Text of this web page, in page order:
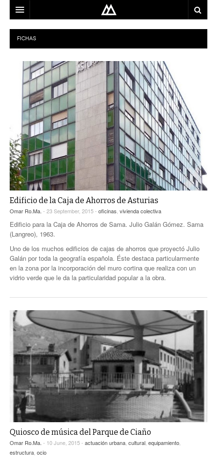
ARQUITECTO
LOCALIZACIÓN
MAPA
EQUIPO
BLOG
CONTACTO
FICHAS
Edificio de la Caja de Ahorros de Asturias
Omar Ro.Ma. - 23 September, 2015 - oficinas vivienda colectiva
Edificio para la Caja de Ahorros de Sama. Julio Galán Gómez. Sama
(Langreo), 1963.
Uno de los muchos edificios de cajas de ahorros que proyectó Julio
Galán por toda la geografía española. Éste destaca particularmente
en la zona por la incorporación del muro cortina que realiza con un
vidrio verde que le da la particularidad popular a la obra.
Quiosco de música del Parque de Ciaño
Omar Ro.Ma. - 10 June, 2015 - actuación urbana cultural equipamiento
estructura ocio